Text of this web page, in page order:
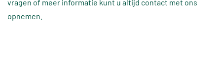
vragen of meer informatie kunt u altijd contact met ons
opnemen.